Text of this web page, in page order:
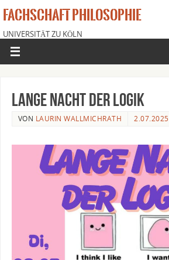
FACHSCHAFT PHILOSOPHIE
UNIVERSITÄT ZU KÖLN
Lange Nacht der Logik
VON LAURIN WALLMICHRATH
2.07.2025